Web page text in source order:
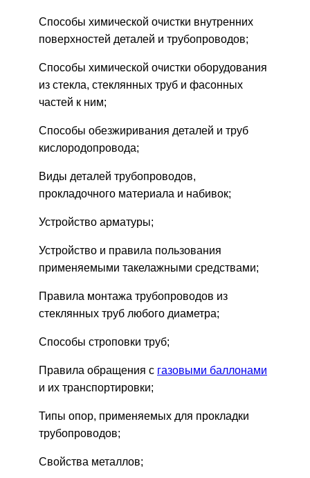
Способы химической очистки внутренних
поверхностей деталей и трубопроводов;
Способы химической очистки оборудования
из стекла, стеклянных труб и фасонных
частей к ним;
Способы обезжиривания деталей и труб
кислородопровода;
Виды деталей трубопроводов,
прокладочного материала и набивок;
Устройство арматуры;
Устройство и правила пользования
применяемыми такелажными средствами;
Правила монтажа трубопроводов из
стеклянных труб любого диаметра;
Способы строповки труб;
Правила обращения с газовыми баллонами
и их транспортировки;
Типы опор, применяемых для прокладки
трубопроводов;
Свойства металлов;